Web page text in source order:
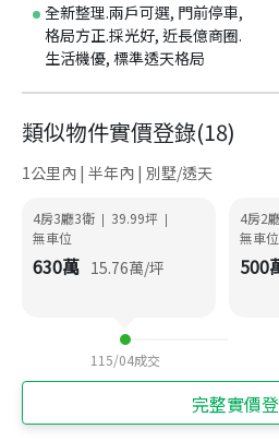
全新整理.兩戶可選, 門前停車,
格局方正.採光好, 近長億商圈.
生活機優, 標準透天格局
類似物件實價登錄(18)
1公里內 | 半年內 | 別墅/透天
4房3廳3衛 | 39.99坪 |
無車位
630萬 15.76萬/坪
115/04成交
4房2
無車位
500
完整實價